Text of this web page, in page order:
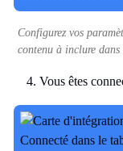
Configurez vos
contenu à inclure dans
Vous êtes